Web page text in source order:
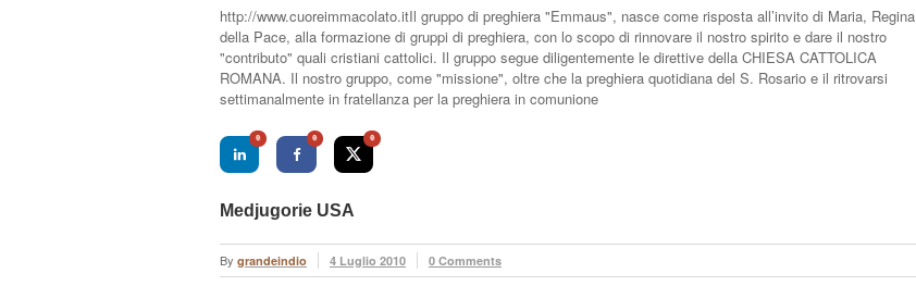
http://www.cuoreimmacolato.itIl gruppo di preghiera "Emmaus", nasce come risposta all’invito di Maria, Regina
della Pace, alla formazione di gruppi di preghiera, con lo scopo di rinnovare il nostro spirito e dare il nostro
"contributo" quali cristiani cattolici. Il gruppo segue diligentemente le direttive della CHIESA CATTOLICA
ROMANA. Il nostro gruppo, come "missione", oltre che la preghiera quotidiana del S. Rosario e il ritrovarsi
settimanalmente in fratellanza per la preghiera in comunione
0 0 0
Medjugorie USA
By grandeindio 4 Luglio 2010 0 Comments